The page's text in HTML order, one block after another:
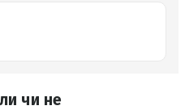
чи не